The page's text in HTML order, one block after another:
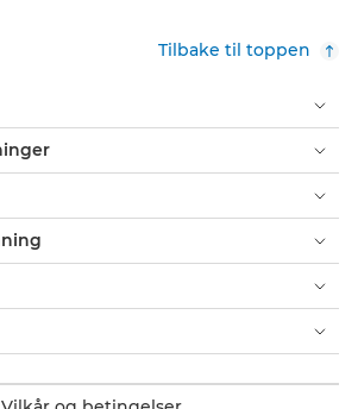
Tilbake til toppen